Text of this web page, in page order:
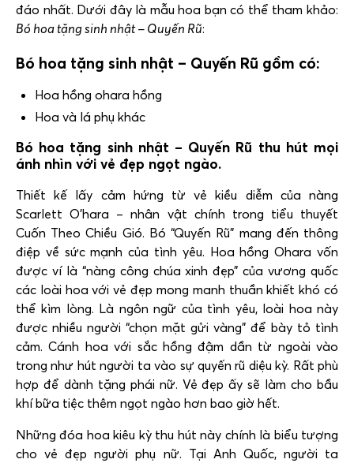
đáo nhất. Dưới đây là mẫu hoa bạn có thể tham khảo:
Bó hoa tặng sinh nhật – Quyến Rũ:
Bó hoa tặng sinh nhật – Quyến Rũ gồm có:
Hoa hồng ohara hồng
Hoa và lá phụ khác
Bó hoa tặng sinh nhật – Quyến Rũ thu hút mọi
ánh nhìn với vẻ đẹp ngọt ngào.
Thiết kế lấy cảm hứng từ vẻ kiều diễm của nàng
Scarlett O’hara – nhân vật chính trong tiểu thuyết
Cuốn Theo Chiều Gió. Bó “Quyến Rũ” mang đến thông
điệp về sức mạnh của tình yêu. Hoa hồng Ohara vốn
được ví là “nàng công chúa xinh đẹp” của vương quốc
các loài hoa với vẻ đẹp mong manh thuần khiết khó có
thể kìm lòng. Là ngôn ngữ của tình yêu, loài hoa này
được nhiều người “chọn mặt gửi vàng” để bày tỏ tình
cảm. Cánh hoa với sắc hồng đậm dần từ ngoài vào
trong như hút người ta vào sự quyến rũ diệu kỳ. Rất phù
hợp để dành tặng phái nữ. Vẻ đẹp ấy sẽ làm cho bầu
khí bữa tiệc thêm ngọt ngào hơn bao giờ hết.
Những đóa hoa kiêu kỳ thu hút này chính là biểu tượng
cho vẻ đẹp người phụ nữ. Tại Anh Quốc, người ta